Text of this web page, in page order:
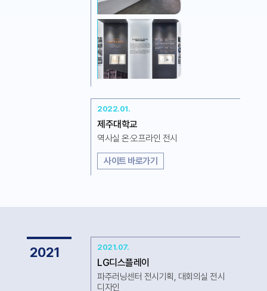
2022.01.
제주대학교
역사실 온·오프라인 전시
사이트 바로가기
2021 2021.07.
LG디스플레이
파주러닝센터 전시기획, 대회의실 전시
디자인